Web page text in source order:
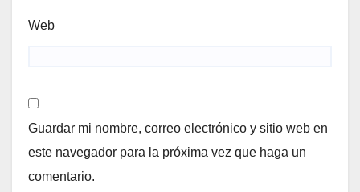
Web
Guardar mi nombre, correo electrónico y sitio web en
este navegador para la próxima vez que haga un
comentario.